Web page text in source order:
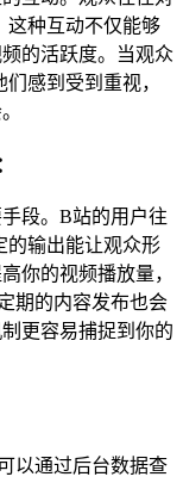
这种互动不仅能够
的活跃度。当观众
感到受到重视，
段。B站的用户往
的输出能让观众形
你的视频播放量，
期的内容发布也会
更容易捕捉到你的
以通过后台数据查